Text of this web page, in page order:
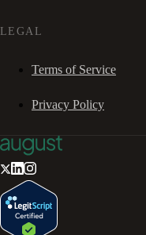
LEGAL
Terms of Service
Privacy Policy